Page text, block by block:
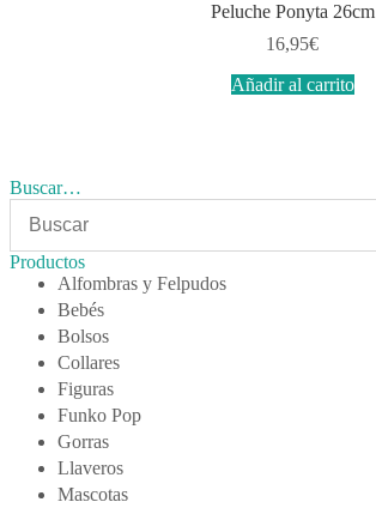
Peluche Ponyta 26cm
16,95€
Añadir al carrito
Buscar…
Productos
Alfombras y Felpudos
Bebés
Bolsos
Collares
Figuras
Funko Pop
Gorras
Llaveros
Mascotas